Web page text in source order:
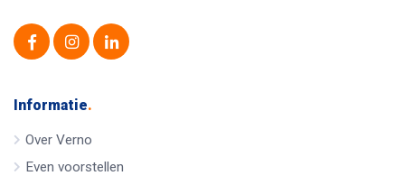
Informatie.
Over Verno
Even voorstellen